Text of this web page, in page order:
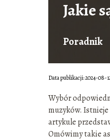
Jakie
Poradnik
Data publikacji: 2024-08-
Wybór
muzyków.
artykule
Omówimy takie